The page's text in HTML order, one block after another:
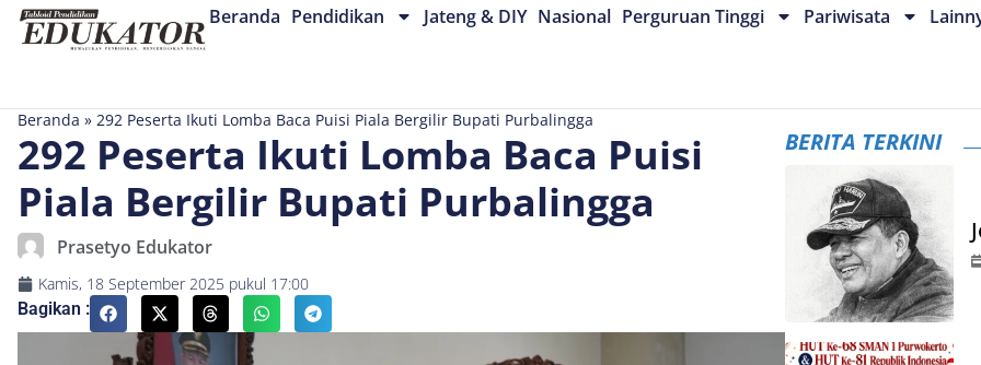
Beranda Pendidikan Jateng & DIY Nasional Perguruan Tinggi Pariwisata
Beranda » 292 Peserta Ikuti Lomba Baca Puisi Piala Bergilir Bupati Purbalingga
292 Peserta Ikuti Lomba Baca Puisi
Piala Bergilir Bupati Purbalingga
Prasetyo Edukator
Kamis, 18 September 2025 pukul 17:00
Bagikan :
BERITA TERKINI